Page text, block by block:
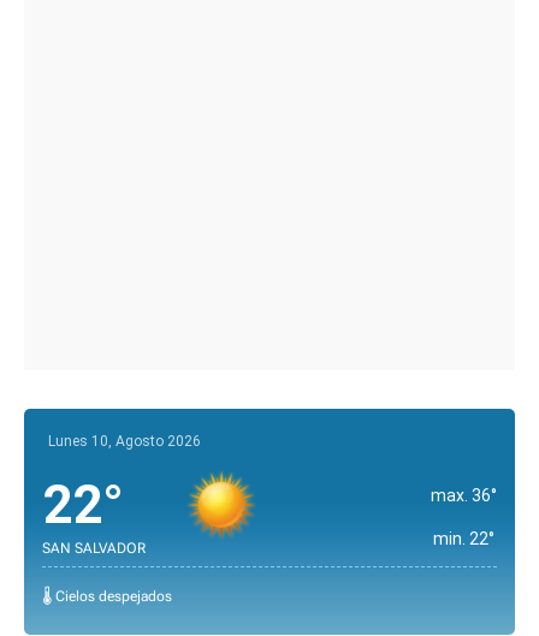
Lunes 10, Agosto 2026
22°
SAN SALVADOR
max. 36°
min. 22°
🌡️ Cielos despejados